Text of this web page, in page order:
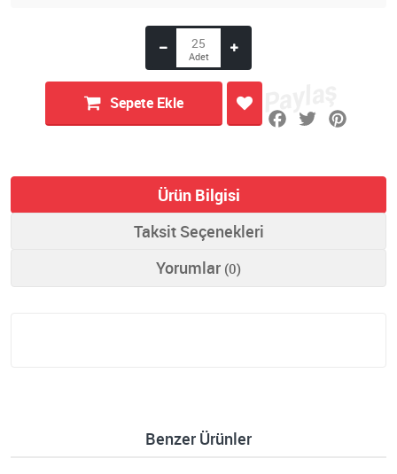
Sepete Ekle
Ürün Bilgisi
Taksit Seçenekleri
Yorumlar (0)
Benzer Ürünler